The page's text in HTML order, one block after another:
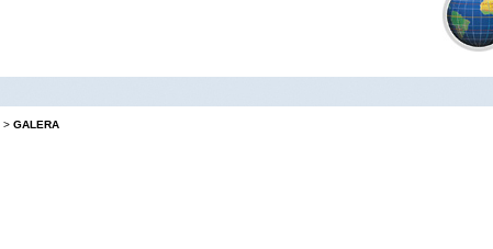
> GALERA